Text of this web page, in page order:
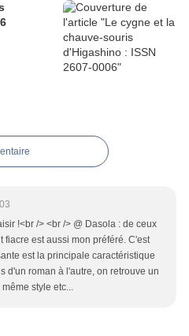
!<br /> <br /> @ Dasola : de ceux
fiacre est aussi mon préféré. C'est
est la principale caractéristique
d'un roman à l'autre, on retrouve un
style etc...